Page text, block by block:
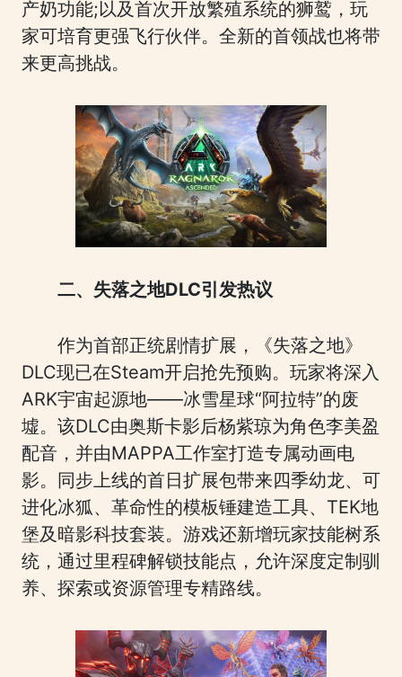
产奶功能;以及首次开放繁殖系统的狮鹫，玩
家可培育更强飞行伙伴。全新的首领战也将带
来更高挑战。
二、失落之地DLC引发热议
作为首部正统剧情扩展，《失落之地》
DLC现已在Steam开启抢先预购。玩家将深入
ARK宇宙起源地——冰雪星球“阿拉特”的废
墟。该DLC由奥斯卡影后杨紫琼为角色李美盈
配音，并由MAPPA工作室打造专属动画电
影。同步上线的首日扩展包带来四季幼龙、可
进化冰狐、革命性的模板锤建造工具、TEK地
堡及暗影科技套装。游戏还新增玩家技能树系
统，通过里程碑解锁技能点，允许深度定制驯
养、探索或资源管理专精路线。